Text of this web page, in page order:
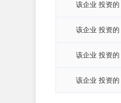
该企业 投资的
该企业 投资的
该企业 投资的
该企业 投资的